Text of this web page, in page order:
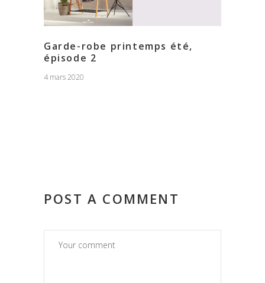
Garde-robe printemps été,
épisode 2
4 mars 2020
POST A COMMENT